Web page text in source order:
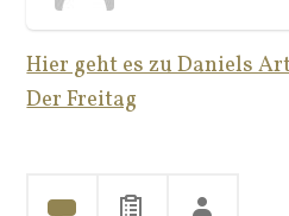
Hier geht es zu Daniels
Der Freitag